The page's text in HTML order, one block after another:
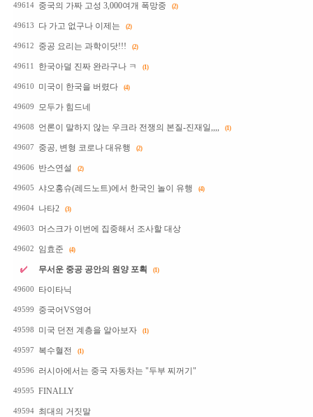
49614 중국의 가짜 고성 3,000여개 폭망중 (2)
49613 다 가고 없구나 이제는 (2)
49612 중공 요리는 과학이닷!!! (2)
49611 한국아덜 진짜 완라구나 ㅋ (1)
49610 미국이 한국을 버렸다 (4)
49609 모두가 힘드네
49608 언론이 말하지 않는 우크라 전쟁의 본질-진재일,,,, (1)
49607 중공, 변형 코로나 대유행 (2)
49606 반스연설 (2)
49605 샤오홍슈(레드노트)에서 한국인 놀이 유행 (4)
49604 나타2 (3)
49603 머스크가 이번에 집중해서 조사할 대상
49602 임효준 (4)
무서운 중공 공안의 원양 포획 (1)
49600 타이타닉
49599 중국어VS영어
49598 미국 던전 계층을 알아보자 (1)
49597 복수혈전 (1)
49596 러시아에서는 중국 자동차는 "두부 찌꺼기"
49595 FINALLY
49594 최대의 거짓말